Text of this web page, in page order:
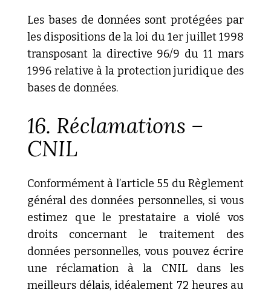
Les bases de données sont protégées par
les dispositions de la loi du 1er juillet 1998
transposant la directive 96/9 du 11 mars
1996 relative à la protection juridique des
bases de données.
16. Réclamations –
CNIL
Conformément à l’article 55 du Règlement
général des données personnelles, si vous
estimez que le prestataire a violé vos
droits concernant le traitement des
données personnelles, vous pouvez écrire
une réclamation à la CNIL dans les
meilleurs délais, idéalement 72 heures au